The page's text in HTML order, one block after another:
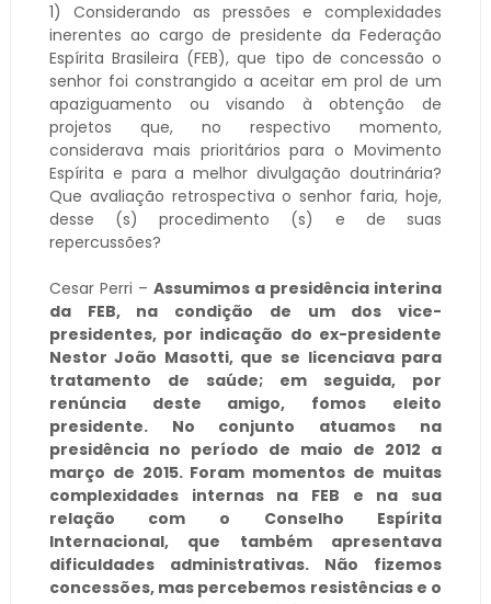
1) Considerando as pressões e complexidades
inerentes ao cargo de presidente da Federação
Espírita Brasileira (FEB), que tipo de concessão o
senhor foi constrangido a aceitar em prol de um
apaziguamento ou visando à obtenção de
projetos que, no respectivo momento,
considerava mais prioritários para o Movimento
Espírita e para a melhor divulgação doutrinária?
Que avaliação retrospectiva o senhor faria, hoje,
desse (s) procedimento (s) e de suas
repercussões?
Cesar Perri – Assumimos a presidência interina
da FEB, na condição de um dos vice-
presidentes, por indicação do ex-presidente
Nestor João Masotti, que se licenciava para
tratamento de saúde; em seguida, por
renúncia deste amigo, fomos eleito
presidente. No conjunto atuamos na
presidência no período de maio de 2012 a
março de 2015. Foram momentos de muitas
complexidades internas na FEB e na sua
relação com o Conselho Espírita
Internacional, que também apresentava
dificuldades administrativas. Não fizemos
concessões, mas percebemos resistências e o